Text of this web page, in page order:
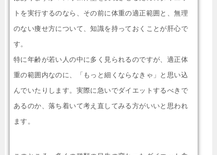
トを実行するのなら、その前に体重の適正範囲と、無理
のない痩せ方について、知識を持っておくことが肝心で
す。
特に年齢が若い人の中に多く見られるのですが、適正体
重の範囲内なのに、「もっと細くならなきゃ」と思い込
んでいたりします。実際に急いでダイエットするべきで
あるのか、落ち着いて考え直してみる方がいいと思われ
ます。